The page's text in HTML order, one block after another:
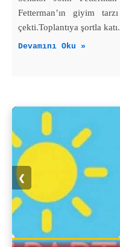
Fetterman’ın giyim
çekti.Toplantıya şortla
Devamını Oku »
❮